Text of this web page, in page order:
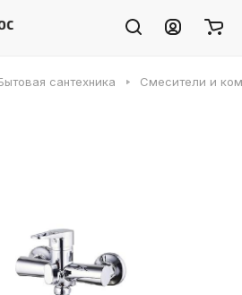
сантехника Смесители и